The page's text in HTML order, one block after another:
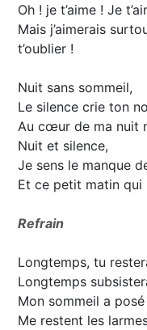
Oh ! je t’aime ! Je
Mais j’aimerais
t’oublier !
Nuit sans sommeil,
Le silence crie ton
Au cœur de ma nuit
Nuit et silence,
Je sens le manque
Et ce petit matin
Refrain
Longtemps, tu
Longtemps
Mon sommeil a
Me restent les